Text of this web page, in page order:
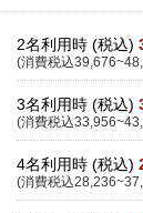
2名利用時 (税込)
(消費税込
3名利用時 (税込)
(消費税込
4名利用時 (税込)
(消費税込